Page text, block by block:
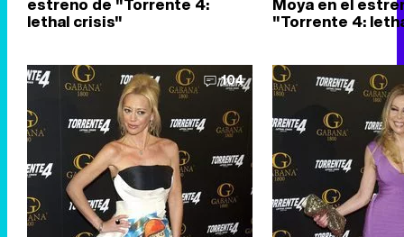
lethal crisis" "Torrente 4:
104